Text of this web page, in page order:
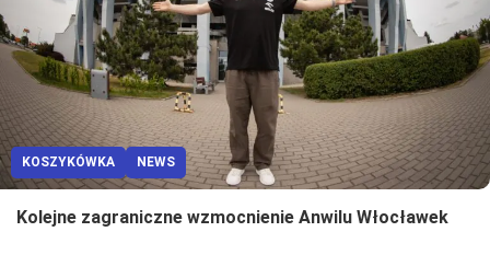
KOSZYKÓWKA NEWS
Kolejne zagraniczne wzmocnienie Anwilu Włocławek